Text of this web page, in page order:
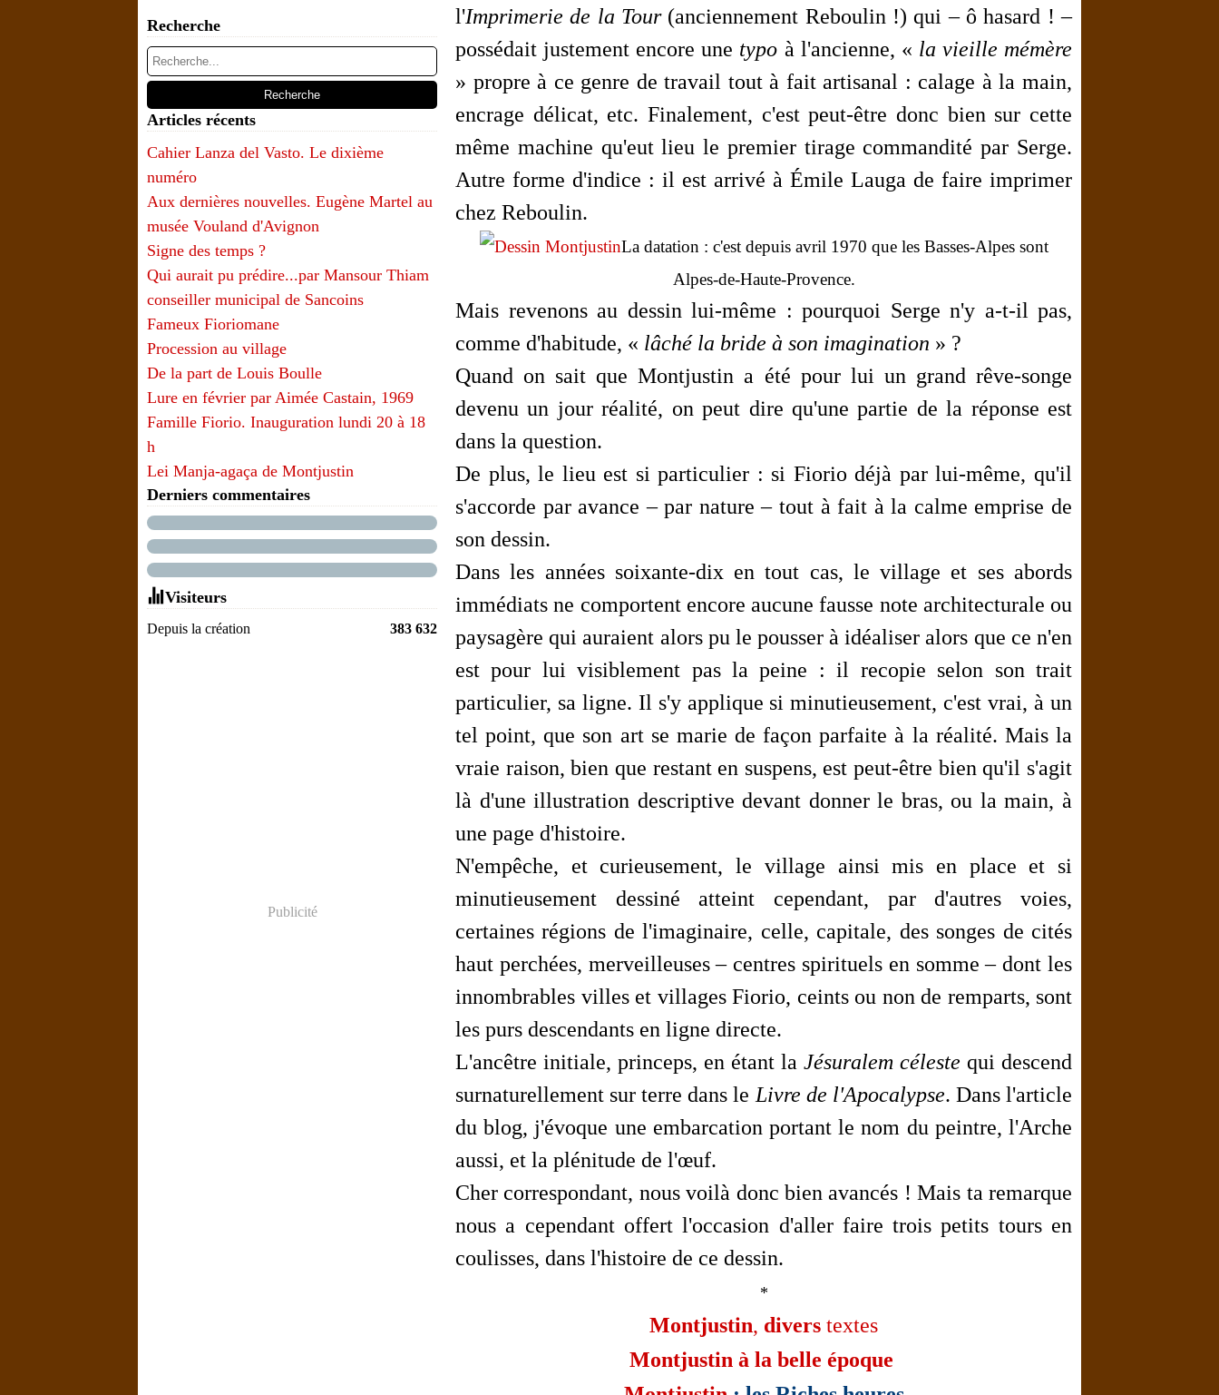
Recherche
Articles récents
Cahier Lanza del Vasto. Le dixième
numéro
Aux dernières nouvelles. Eugène Martel au
musée Vouland d'Avignon
Signe des temps ?
Qui aurait pu prédire...par Mansour Thiam
conseiller municipal de Sancoins
Fameux Fioriomane
Procession au village
De la part de Louis Boulle
Lure en février par Aimée Castain, 1969
Famille Fiorio. Inauguration lundi 20 à 18
h
Lei Manja-agaça de Montjustin
Derniers commentaires
Visiteurs
Depuis la création 383 632
Publicité
l'Imprimerie de la Tour (anciennement Reboulin !) qui – ô hasard ! –
possédait justement encore une typo à l'ancienne, « la vieille mémère
» propre à ce genre de travail tout à fait artisanal : calage à la main,
encrage délicat, etc. Finalement, c'est peut-être donc bien sur cette
même machine qu'eut lieu le premier tirage commandité par Serge.
Autre forme d'indice : il est arrivé à Émile Lauga de faire imprimer
chez Reboulin.
La datation : c'est depuis avril 1970 que les Basses-Alpes sont
Alpes-de-Haute-Provence.
Mais revenons au dessin lui-même : pourquoi Serge n'y a-t-il pas,
comme d'habitude, « lâché la bride à son imagination » ?
Quand on sait que Montjustin a été pour lui un grand rêve-songe
devenu un jour réalité, on peut dire qu'une partie de la réponse est
dans la question.
De plus, le lieu est si particulier : si Fiorio déjà par lui-même, qu'il
s'accorde par avance – par nature – tout à fait à la calme emprise de
son dessin.
Dans les années soixante-dix en tout cas, le village et ses abords
immédiats ne comportent encore aucune fausse note architecturale ou
paysagère qui auraient alors pu le pousser à idéaliser alors que ce n'en
est pour lui visiblement pas la peine : il recopie selon son trait
particulier, sa ligne. Il s'y applique si minutieusement, c'est vrai, à un
tel point, que son art se marie de façon parfaite à la réalité. Mais la
vraie raison, bien que restant en suspens, est peut-être bien qu'il s'agit
là d'une illustration descriptive devant donner le bras, ou la main, à
une page d'histoire.
N'empêche, et curieusement, le village ainsi mis en place et si
minutieusement dessiné atteint cependant, par d'autres voies,
certaines régions de l'imaginaire, celle, capitale, des songes de cités
haut perchées, merveilleuses – centres spirituels en somme – dont les
innombrables villes et villages Fiorio, ceints ou non de remparts, sont
les purs descendants en ligne directe.
L'ancêtre initiale, princeps, en étant la Jésuralem céleste qui descend
surnaturellement sur terre dans le Livre de l'Apocalypse. Dans l'article
du blog, j'évoque une embarcation portant le nom du peintre, l'Arche
aussi, et la plénitude de l'œuf.
Cher correspondant, nous voilà donc bien avancés ! Mais ta remarque
nous a cependant offert l'occasion d'aller faire trois petits tours en
coulisses, dans l'histoire de ce dessin.
*
Montjustin, divers textes
Montjustin à la belle époque